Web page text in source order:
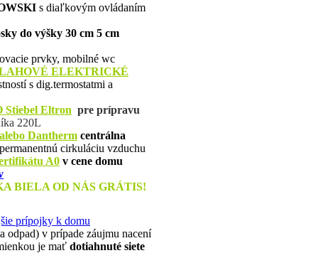
s diaľkovým ovládaním
do výšky 30 cm 5 cm
prvky, mobilné wc
ELEKTRICKÉ
s dig.termostatmi a
Stiebel Eltron pre prípravu
220L
Dantherm centrálna
cirkuláciu vzduchu
A0 v cene domu
BIELA OD NÁS GRÁTIS!
prípojky k domu
odpad) v prípade záujmu nacení
je mať dotiahnuté siete